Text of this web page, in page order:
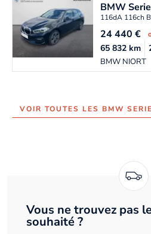
BMW
116dA 116ch
24 440€
BMW NIORT
65 832km
VOIR TOUTES LES BMW
Vous ne trouvez pas
souhaité ?